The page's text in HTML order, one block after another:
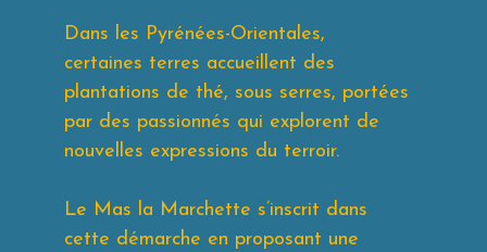
Dans les Pyrénées-Orientales,
certaines terres accueillent des
plantations de thé, sous serres, portées
par des passionnés qui explorent de
nouvelles expressions du terroir.
Le Mas la Marchette s’inscrit dans
cette démarche en proposant une